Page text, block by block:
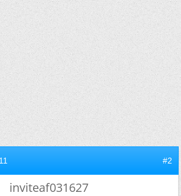
#2
inviteaf031627